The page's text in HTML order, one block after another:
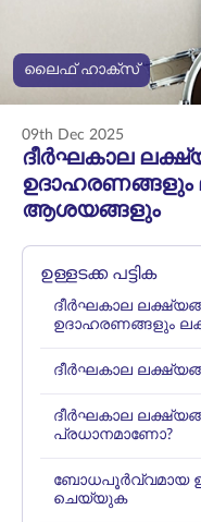
ഓൺലൈനായി
ലൈഫ് ഹാക്സ്
09th Dec 2025
ദീർഘകാല
ഉദാഹരണങ്ങളും
ആശയങ്ങളും
ഉള്ളടക്ക പട്ടിക
ദീർഘകാല
ഉദാഹരണങ്ങളും
ദീർഘകാല
ദീർഘകാല
പ്രധാനമാണോ?
ബോധപൂർവ്വമായ
ചെയ്യുക